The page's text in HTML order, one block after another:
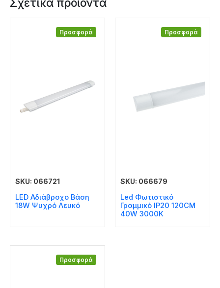
Προσφορά
SKU: 066721
LED Αδιάβροχο Βάση
18W Ψυχρό Λευκό
Προσφορά
SKU: 066679
Led Φωτιστικό
Γραμμικό IP20 120CM
40W 3000K
Προσφορά